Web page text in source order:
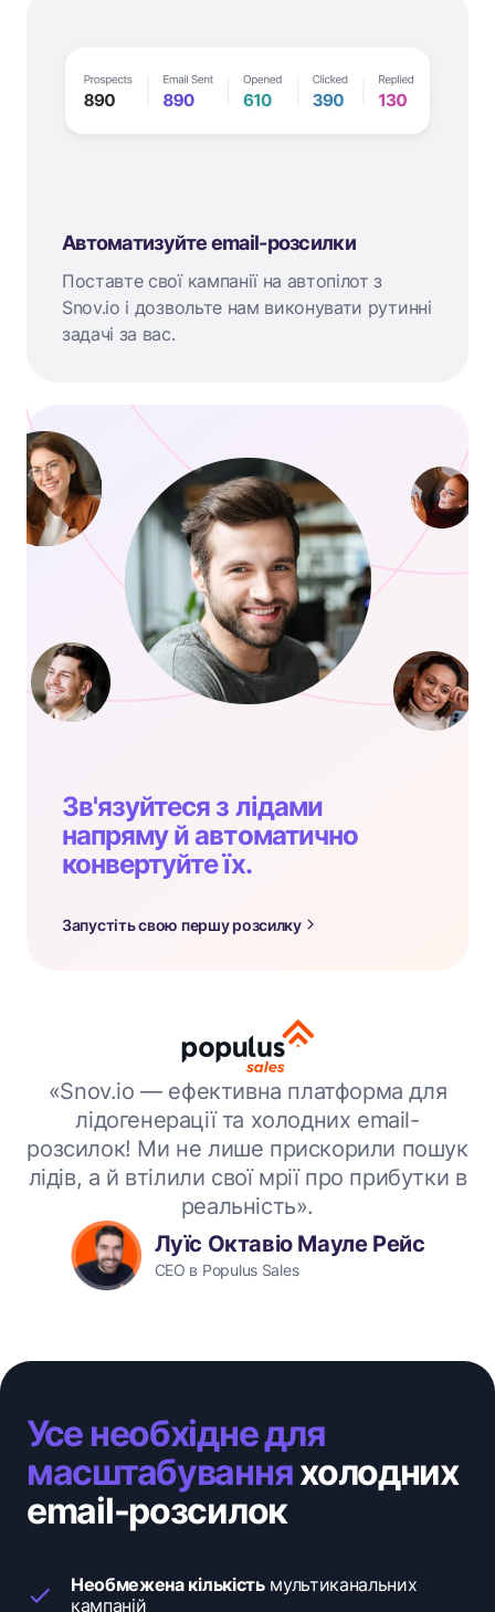
Автоматизуйте email-розсилки
Поставте свої кампанії на автопілот з
Snov.io і дозвольте нам виконувати рутинні
задачі за вас.
Зв'язуйтеся з лідами
напряму й автоматично
конвертуйте їх.
Запустіть свою першу розсилку
«Snov.io — ефективна платформа для
лідогенерації та холодних email-
розсилок! Ми не лише прискорили пошук
лідів, а й втілили свої мрії про прибутки в
реальність».
Луїс Октавіо Мауле Рейс
CEO в Populus Sales
Усе необхідне для
масштабуванняхолодних
email-розсилок
Необмежена кількістьмультиканальних
кампаній